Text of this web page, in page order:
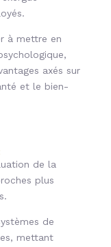
à mettre en
axés sur
et le bien-
de la
plus
de
mettant